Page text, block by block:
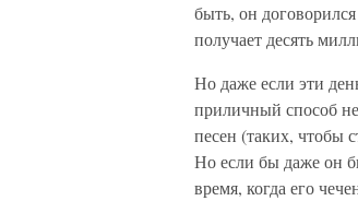
быть, он
получает десять
Но даже если эти
приличный способ
песен (таких, чтобы
Но если бы даже он
время, когда его